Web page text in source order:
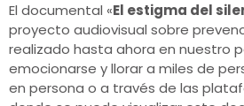
El documental «El estigma del
proyecto audiovisual sobre
realizado hasta ahora en nuestro
emocionarse y llorar a miles de
en persona o a través de las